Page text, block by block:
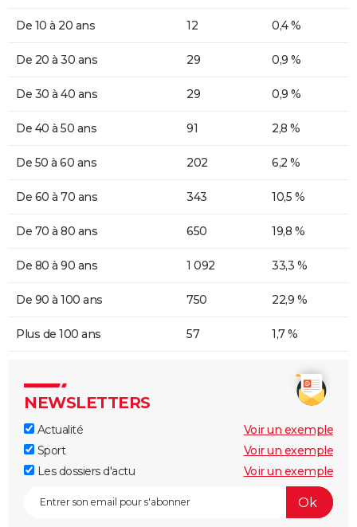
De 10 à 20 ans 12 0,4 %
De 20 à 30 ans 29 0,9 %
De 30 à 40 ans 29 0,9 %
De 40 à 50 ans 91 2,8 %
De 50 à 60 ans 202 6,2 %
De 60 à 70 ans 343 10,5 %
De 70 à 80 ans 650 19,8 %
De 80 à 90 ans 1 092 33,3 %
De 90 à 100 ans 750 22,9 %
Plus de 100 ans 57 1,7 %
NEWSLETTERS
Actualité
Voir un exemple
Sport
Voir un exemple
Les dossiers d'actu
Voir un exemple